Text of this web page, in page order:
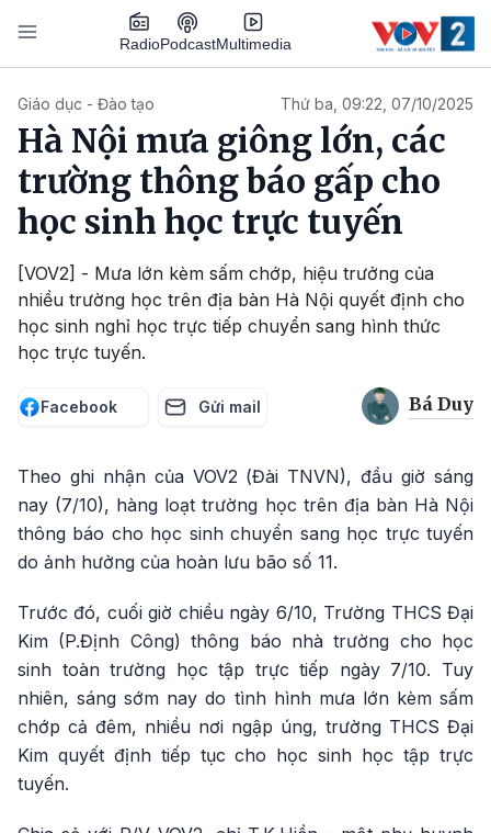
Nhảy đến nội dung
RadioPodcastMultimedia
Giáo dục - Đào tạo Thứ ba, 09:22, 07/10/2025
Hà Nội mưa giông lớn, các
trường thông báo gấp cho
học sinh học trực tuyến
[VOV2] - Mưa lớn kèm sấm chớp, hiệu trưởng của
nhiều trường học trên địa bàn Hà Nội quyết định cho
học sinh nghỉ học trực tiếp chuyển sang hình thức
học trực tuyến.
Facebook Gửi mail Bá Duy
Theo ghi nhận của VOV2 (Đài TNVN), đầu giờ sáng
nay (7/10), hàng loạt trường học trên địa bàn Hà Nội
thông báo cho học sinh chuyển sang học trực tuyến
do ảnh hưởng của hoàn lưu bão số 11.
Trước đó, cuối giờ chiều ngày 6/10, Trường THCS Đại
Kim (P.Định Công) thông báo nhà trường cho học
sinh toàn trường học tập trực tiếp ngày 7/10. Tuy
nhiên, sáng sớm nay do tình hình mưa lớn kèm sấm
chớp cả đêm, nhiều nơi ngập úng, trường THCS Đại
Kim quyết định tiếp tục cho học sinh học tập trực
tuyến.